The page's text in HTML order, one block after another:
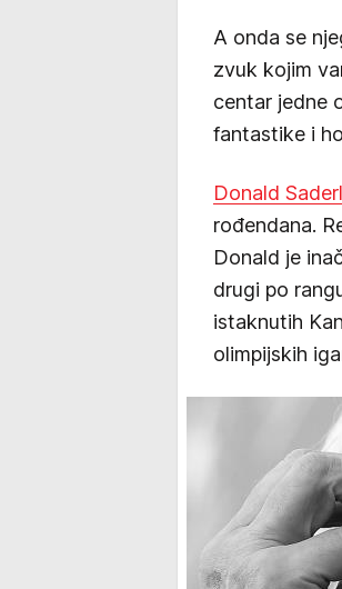
A onda se
zvuk kojim
centar jedne
fantastike i
Donald
rođendana.
Donald je
drugi po
istaknutih
olimpijskih